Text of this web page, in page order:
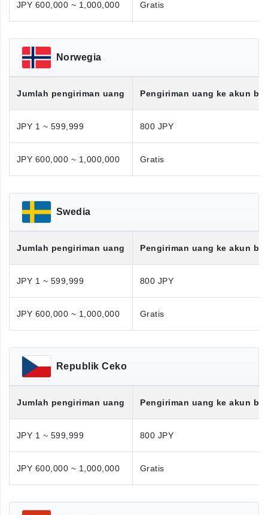
JPY 600,000 ~ 1,000,000 Gratis
Norwegia
Jumlah pengiriman uang Pengiriman uang ke akun
JPY 1 ~ 599,999 800 JPY
JPY 600,000 ~ 1,000,000 Gratis
Swedia
Jumlah pengiriman uang Pengiriman uang ke akun
JPY 1 ~ 599,999 800 JPY
JPY 600,000 ~ 1,000,000 Gratis
Republik Ceko
Jumlah pengiriman uang Pengiriman uang ke akun
JPY 1 ~ 599,999 800 JPY
JPY 600,000 ~ 1,000,000 Gratis